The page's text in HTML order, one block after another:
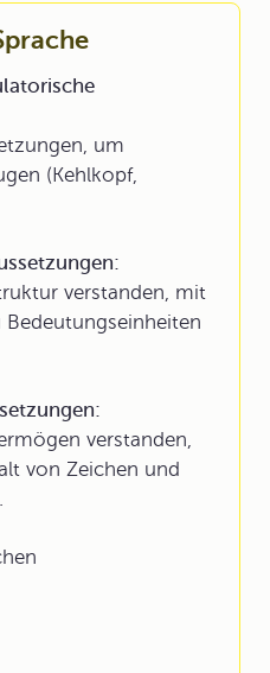
um
(Kehlkopf,
verstanden, mit
verstanden,
von Zeichen und